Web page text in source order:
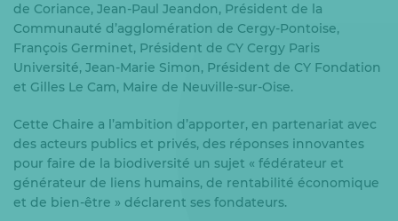
de Coriance, Jean-Paul Jeandon, Président de la
Communauté d’agglomération de Cergy-Pontoise,
François Germinet, Président de CY Cergy Paris
Université, Jean-Marie Simon, Président de CY Fondation
et Gilles Le Cam, Maire de Neuville-sur-Oise.
Cette Chaire a l’ambition d’apporter, en partenariat avec
des acteurs publics et privés, des réponses innovantes
pour faire de la biodiversité un sujet « fédérateur et
générateur de liens humains, de rentabilité économique
et de bien-être » déclarent ses fondateurs.